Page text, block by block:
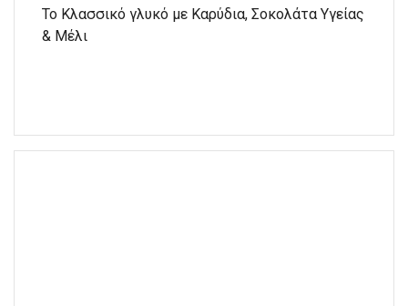
Το Κλασσικό γλυκό με Καρύδια, Σοκολάτα Υγείας
& Μέλι